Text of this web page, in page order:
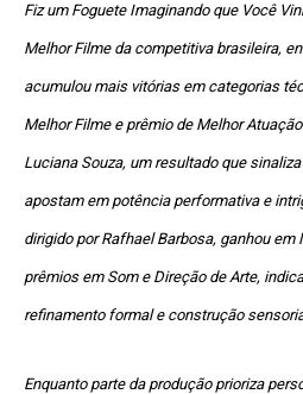
Fiz um Foguete Imaginando que Você
Melhor Filme da competitiva brasileira,
acumulou mais vitórias em categorias
Melhor Filme e prêmio de Melhor
Luciana Souza, um resultado que
apostam em potência performativa e
dirigido por Rafhael Barbosa, ganhou em
prêmios em Som e Direção de Arte,
refinamento formal e construção
Enquanto parte da produção prioriza